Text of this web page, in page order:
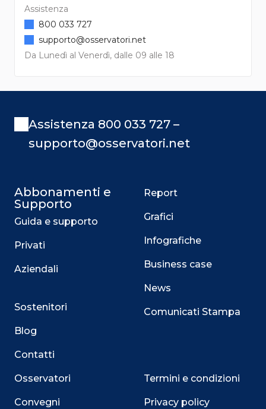
Assistenza
Da Lunedì al Venerdì, dalle 09 alle 18
800 033 727
supporto@osservatori.net
Assistenza 800 033 727 –
supporto@osservatori.net
Abbonamenti e
Supporto
Guida e supporto
Privati
Aziendali
Sostenitori
Blog
Contatti
Osservatori
Convegni
Report
Grafici
Infografiche
Business case
News
Comunicati Stampa
Termini e condizioni
Privacy policy